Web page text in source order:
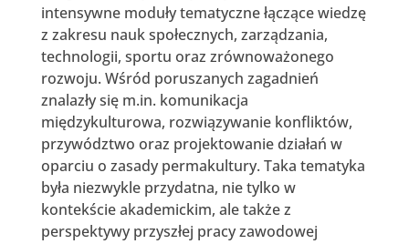
intensywne moduły tematyczne łączące wiedzę
z zakresu nauk społecznych, zarządzania,
technologii, sportu oraz zrównoważonego
rozwoju. Wśród poruszanych zagadnień
znalazły się m.in. komunikacja
międzykulturowa, rozwiązywanie konfliktów,
przywództwo oraz projektowanie działań w
oparciu o zasady permakultury. Taka tematyka
była niezwykle przydatna, nie tylko w
kontekście akademickim, ale także z
perspektywy przyszłej pracy zawodowej